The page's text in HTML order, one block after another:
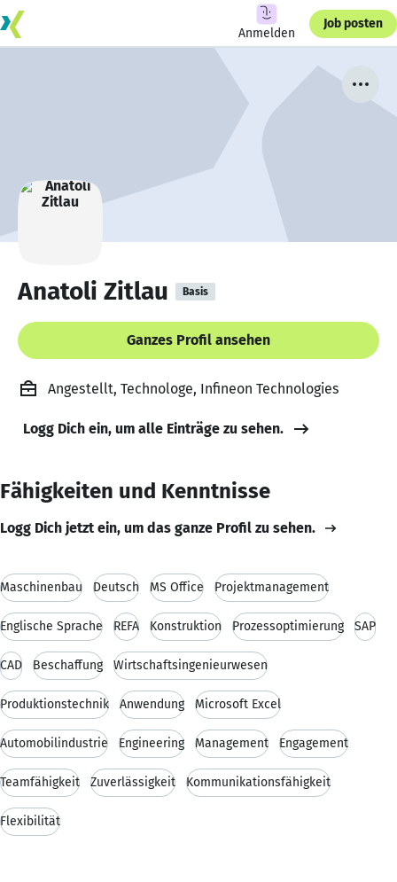
Anmelden
Job posten
Anatoli Zitlau Basis
Ganzes Profil ansehen
Angestellt, Technologe, Infineon Technologies
Logg Dich ein, um alle Einträge zu sehen.
Fähigkeiten und Kenntnisse
Logg Dich jetzt ein, um das ganze Profil zu sehen.
Maschinenbau Deutsch MS Office Projektmanagement
Englische Sprache REFA Konstruktion Prozessoptimierung SAP
CAD Beschaffung Wirtschaftsingenieurwesen
Produktionstechnik Anwendung Microsoft Excel
Automobilindustrie Engineering Management Engagement
Teamfähigkeit Zuverlässigkeit Kommunikationsfähigkeit
Flexibilität